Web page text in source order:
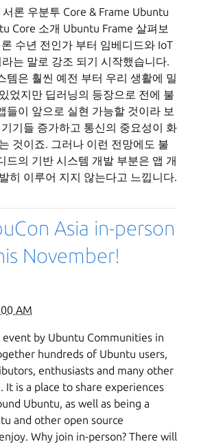
론 우분투 Core & Frame Ubuntu
Core 소개 Ubuntu Frame 살펴보
수년 전인가 부터 임베디드와 IoT
는 말로 강조 되기 시작했습니다.
템은 훨씬 예전 부터 우리 생활에 밀
었지만 딥러닝의 등장으로 전에 불
들이 앞으로 실현 가능할 것이라 보
기들 증가하고 통신의 중요성이 화
것이죠. 그러나 이런 전망에도 불
드의 기반 시스템 개발 부분은 앱 개
히 이루어 지지 않는다고 느낍니다.
Asia in-person
November!
AM
event by Ubuntu Communities in
hundreds of Ubuntu users,
enthusiasts and many other
It is a place to share experiences
Ubuntu, as well as being a
and other open source
Why join in-person? There will